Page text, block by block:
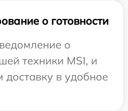
о готовности
о
техники MSI, и
в удобное